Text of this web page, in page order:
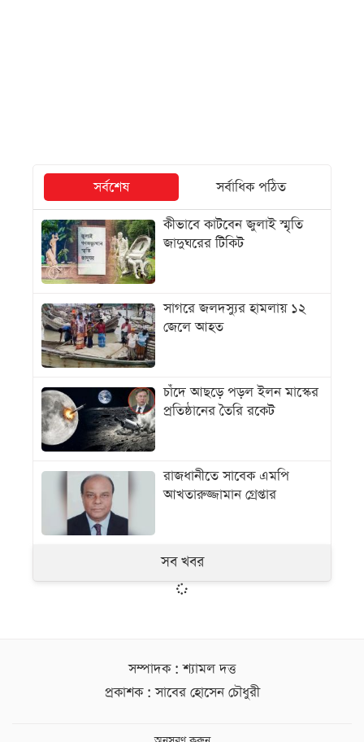
সর্বশেষ
সর্বাধিক পঠিত
কীভাবে কাটবেন জুলাই স্মৃতি
জাদুঘরের টিকিট
সাগরে জলদস্যুর হামলায় ১২
জেলে আহত
চাঁদে আছড়ে পড়ল ইলন মাস্কের
প্রতিষ্ঠানের তৈরি রকেট
রাজধানীতে সাবেক এমপি
আখতারুজ্জামান গ্রেপ্তার
সব খবর
সম্পাদক : শ্যামল দত্ত
প্রকাশক : সাবের হোসেন চৌধুরী